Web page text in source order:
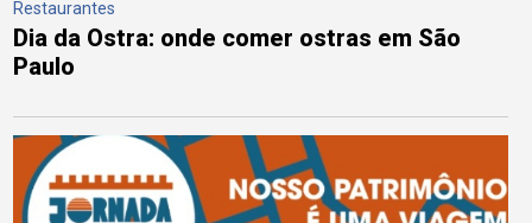
Restaurantes
Dia da Ostra: onde comer ostras em São
Paulo